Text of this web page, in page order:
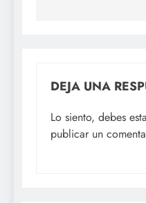
DEJA UNA
Lo siento, debes
publicar un